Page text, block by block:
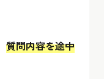
質問内容を途中